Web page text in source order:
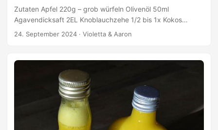
Zutaten Apfel 220g – grob würfeln Olivenöl 50ml
Agavendicksaft 2EL Knoblauchzehe 1/2 bis 1x Kokos
Aminos Würzsauce (Soja Alternative) 1EL Mandelmus 30ml
24. September 2024 · Violetta & Aaron